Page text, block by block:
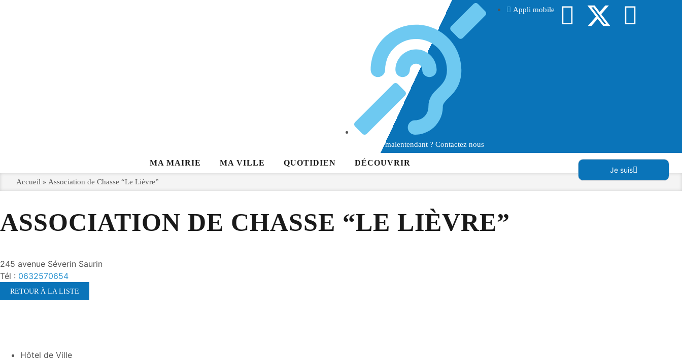
Sourd ou malentendant ? Contactez nous
Appli mobile
MA MAIRIE MA VILLE QUOTIDIEN
DÉCOUVRIR
Je suis
Accueil » Association de Chasse “Le Lièvre”
ASSOCIATION DE CHASSE “LE LIÈVRE”
245 avenue Séverin Saurin
Tél : 0632570654
RETOUR À LA LISTE
Hôtel de Ville